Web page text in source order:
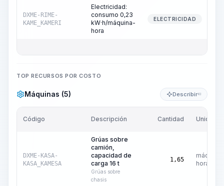
DXME-RIME-
KAME_KAMERI
Electricidad:
consumo 0,23
kW·h/máquina-
hora
ELECTRICIDAD
TOP RECURSOS POR COSTO
Máquinas (5) DescribirKI
Código Descripción Cantidad Unidad
DXME-KASA-
KASA_KAMESA
Grúas sobre
camión,
capacidad de
carga 16 t
Grúas sobre
chasis
1,65
máquina-
hora